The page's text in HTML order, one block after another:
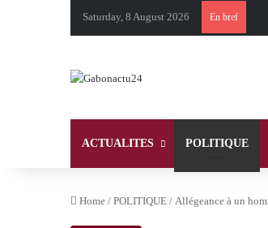
Saturday, 8 August 2026 En bref
ACTUALITES POLITIQUE
Home / POLITIQUE / Allégeance à un